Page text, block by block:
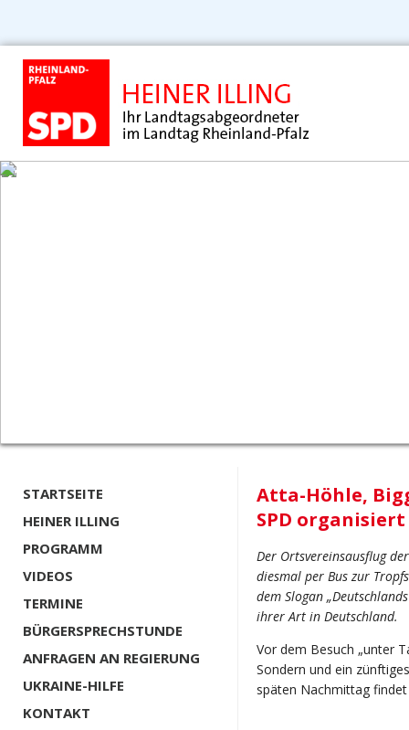
STARTSEITE
HEINER ILLING
PROGRAMM
VIDEOS
TERMINE
BÜRGERSPRECHSTUNDE
ANFRAGEN AN REGIERUNG
UKRAINE-HILFE
KONTAKT
Atta-Höhle,
SPD
Der Ortsvereinsausflug
diesmal per Bus zur
dem Slogan
ihrer Art in Deutschland.
Vor dem Besuch „unter
Sondern und ein
späten Nachmittag